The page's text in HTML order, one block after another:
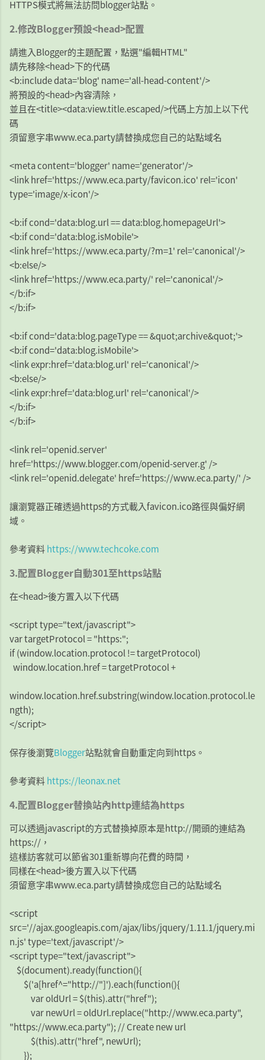
HTTPS模式將無法訪問blogger站點。
2.修改Blogger預設<head>配置
請進入Blogger的主題配置，點選"編輯HTML"
請先移除<head>下的代碼
<b:include data='blog' name='all-head-content'/>
將預設的<head>內容清除，
並且在<title><data:view.title.escaped/>代碼上方加上以下代
碼
須留意字串www.eca.party請替換成您自己的站點域名
<meta content='blogger' name='generator'/>
<link href='https://www.eca.party/favicon.ico' rel='icon'
type='image/x-icon'/>
<b:if cond='data:blog.url == data:blog.homepageUrl'>
<b:if cond='data:blog.isMobile'>
<link href='https://www.eca.party/?m=1' rel='canonical'/>
<b:else/>
<link href='https://www.eca.party/' rel='canonical'/>
</b:if>
</b:if>
<b:if cond='data:blog.pageType == &quot;archive&quot;'>
<b:if cond='data:blog.isMobile'>
<link expr:href='data:blog.url' rel='canonical'/>
<b:else/>
<link expr:href='data:blog.url' rel='canonical'/>
</b:if>
</b:if>
<link rel='openid.server'
href='https://www.blogger.com/openid-server.g' />
<link rel='openid.delegate' href='https://www.eca.party/' />
讓瀏覽器正確透過https的方式載入favicon.ico路徑與偏好網
域。
參考資料https://www.techcoke.com
3.配置Blogger自動301至https站點
在<head>後方置入以下代碼
<script type="text/javascript">
var targetProtocol = "https:";
if (window.location.protocol != targetProtocol)
window.location.href = targetProtocol +
window.location.href.substring(window.location.protocol.le
ngth);
</script>
保存後瀏覽Blogger站點就會自動重定向到https。
參考資料https://leonax.net
4.配置Blogger替換站內http連結為https
可以透過javascript的方式替換掉原本是http://開頭的連結為
https://，
這樣訪客就可以節省301重新導向花費的時間，
同樣在<head>後方置入以下代碼
須留意字串www.eca.party請替換成您自己的站點域名
<script
src='//ajax.googleapis.com/ajax/libs/jquery/1.11.1/jquery.mi
n.js' type='text/javascript'/>
<script type="text/javascript">
$(document).ready(function(){
$('a[href^="http://"]').each(function(){
var oldUrl = $(this).attr("href");
var newUrl = oldUrl.replace("http://www.eca.party",
"https://www.eca.party"); // Create new url
$(this).attr("href", newUrl);
});